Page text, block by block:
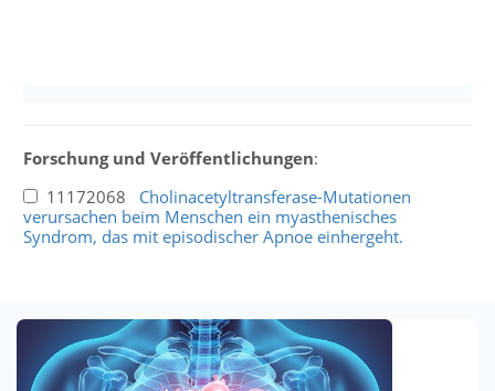
Forschung und Veröffentlichungen:
11172068 Cholinacetyltransferase-Mutationen
verursachen beim Menschen ein myasthenisches
Syndrom, das mit episodischer Apnoe einhergeht.